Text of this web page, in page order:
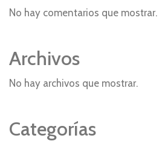
No hay comentarios que mostrar.
Archivos
No hay archivos que mostrar.
Categorías